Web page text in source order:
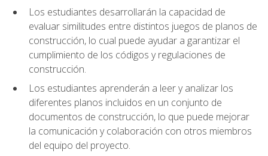
Los estudiantes desarrollarán la capacidad de
evaluar similitudes entre distintos juegos de planos de
construcción, lo cual puede ayudar a garantizar el
cumplimiento de los códigos y regulaciones de
construcción.
Los estudiantes aprenderán a leer y analizar los
diferentes planos incluidos en un conjunto de
documentos de construcción, lo que puede mejorar
la comunicación y colaboración con otros miembros
del equipo del proyecto.